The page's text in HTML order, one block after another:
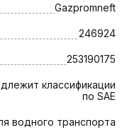
Gazpromneft
246924
253190175
классификации
по SAE
водного транспорта